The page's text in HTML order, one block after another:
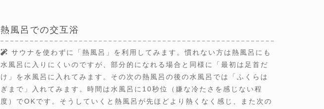
熱風呂での交互浴
サウナを使わずに「熱風呂」を利用してみます。慣れない方は熱風呂にも
水風呂に入りにくいのですが、部分的になれる場合と同様に「最初は足首だ
け」を水風呂に入れてみます。その次の熱風呂の後の水風呂では「ふくらは
ぎまで」入れてみます。時間は水風呂に10秒位（嫌な冷たさを感じない程
度）でOKです。そうしていくと熱風呂が先ほどより熱くなく感じ、また次の